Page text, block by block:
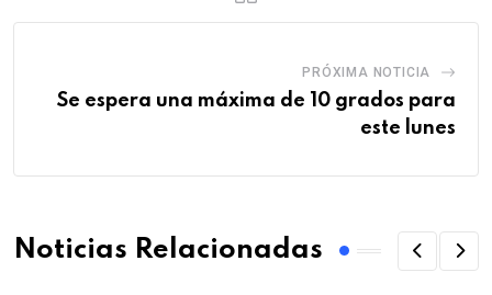
PRÓXIMA NOTICIA
Se espera una máxima de 10 grados para
este lunes
Noticias Relacionadas